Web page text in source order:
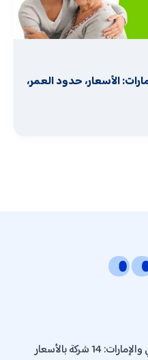
الأسعار، حدود العمر،
أفضل شركات تأمين السيارات في دبي والإمارات: 14 شركة بالأسعار